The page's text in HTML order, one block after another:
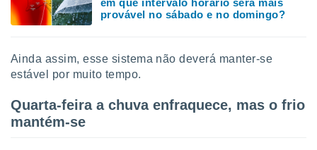
provável no sábado e no domingo?
Ainda assim, esse sistema não deverá manter-se
estável por muito tempo.
Quarta-feira a chuva enfraquece, mas o frio
mantém-se